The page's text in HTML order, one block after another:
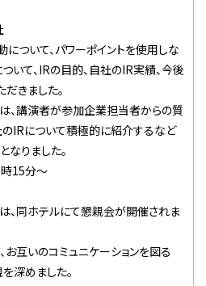
ついて、パワーポイントを使用しな
いて、IRの目的、自社のIR実績、今後
きました。
、講演者が参加企業担当者からの質
のIRについて積極的に紹介するなど
りました。
15分～
、同ホテルにて懇親会が開催されま
互いのコミュニケーションを図る
深めました。